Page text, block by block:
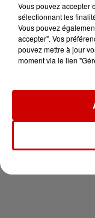
Newsletter
Vous pouvez accepter
sélectionnant les
Vous pouvez
accepter". Vos
pouvez mettre à jour
moment via le lien